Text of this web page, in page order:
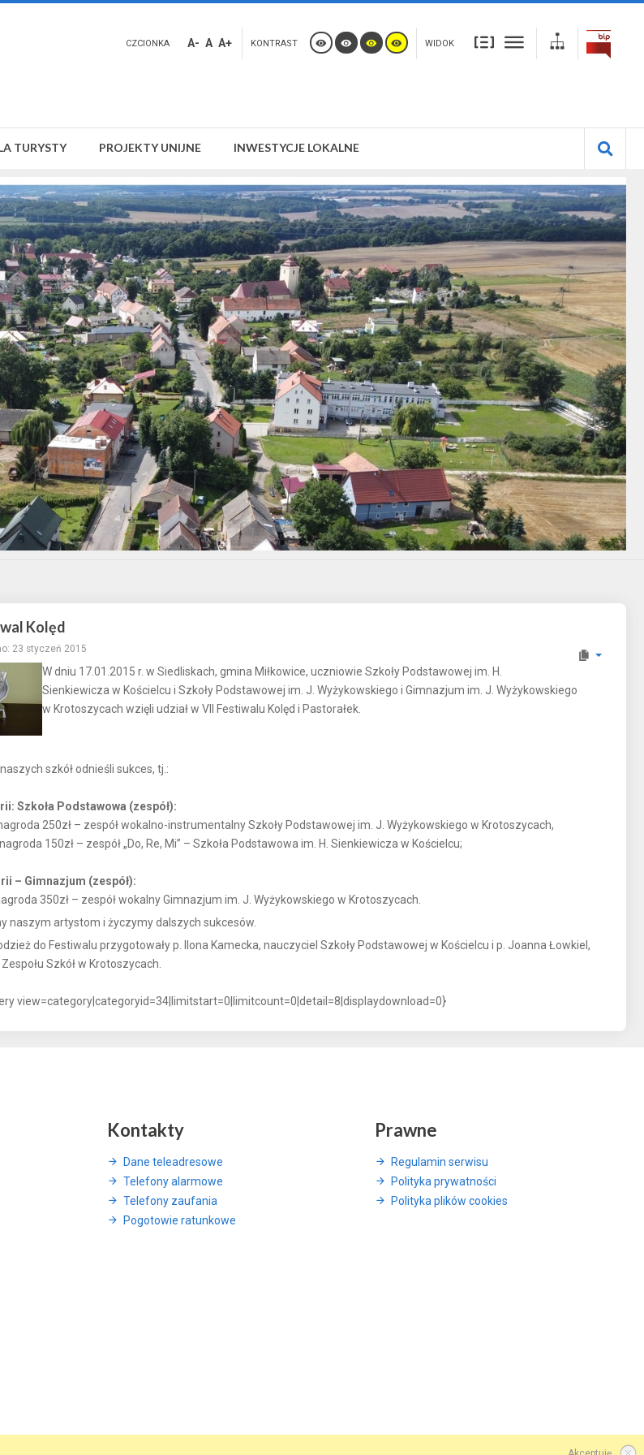
CZCIONKA A- A A+ KONTRAST WIDOK
TURYSTY PROJEKTY UNIJNE INWESTYCJE LOKALNE
Kolęd
23 styczeń 2015
W dniu 17.01.2015 r. w Siedliskach, gmina Miłkowice, uczniowie Szkoły Podstawowej im. H.
Sienkiewicza w Kościelcu i Szkoły Podstawowej im. J. Wyżykowskiego i Gimnazjum im. J. Wyżykowskiego
w Krotoszycach wzięli udział w VII Festiwalu Kolęd i Pastorałek.
szkół odnieśli sukces, tj.:
Szkoła Podstawowa (zespół):
nagroda 250zł – zespół wokalno-instrumentalny Szkoły Podstawowej im. J. Wyżykowskiego w Krotoszycach,
nagroda 150zł – zespół „Do, Re, Mi” – Szkoła Podstawowa im. H. Sienkiewicza w Kościelcu;
– Gimnazjum (zespół):
350zł – zespół wokalny Gimnazjum im. J. Wyżykowskiego w Krotoszycach.
naszym artystom i życzymy dalszych sukcesów.
do Festiwalu przygotowały p. Ilona Kamecka, nauczyciel Szkoły Podstawowej w Kościelcu i p. Joanna Łowkiel,
Szkół w Krotoszycach.
view=category|categoryid=34|limitstart=0|limitcount=0|detail=8|displaydownload=0}
Kontakty
Dane teleadresowe
Telefony alarmowe
Telefony zaufania
Pogotowie ratunkowe
Prawne
Regulamin serwisu
Polityka prywatności
Polityka plików cookies